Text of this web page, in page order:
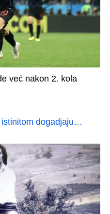
već nakon 2. kola
dogadjaju…